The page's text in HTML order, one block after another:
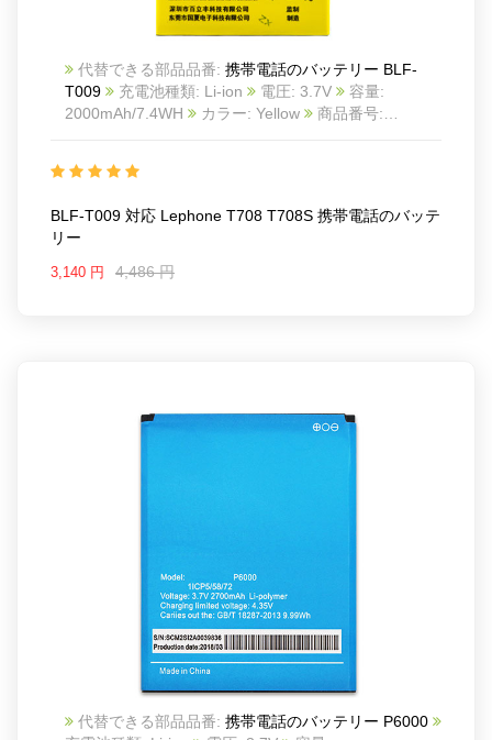
代替できる部品品番: 携帯電話のバッテリー BLF-
T009
充電池種類: Li-ion 電圧: 3.7V
2000mAh/7.4WH
カラー: Yellow
商品番号:
T708S
BLF-T009 対応 Lephone T708 T708S 携帯電話のバッテ
リー
3,140 円 4,486 円
代替できる部品品番: 携帯電話のバッテリー P6000